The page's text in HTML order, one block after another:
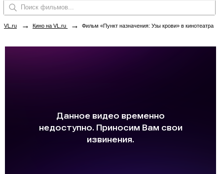
VL.ru → Кино на VL.ru → Фильм «Пункт назначения: Узы крови» в кинотеатрах Врангеля. Купить билеты!